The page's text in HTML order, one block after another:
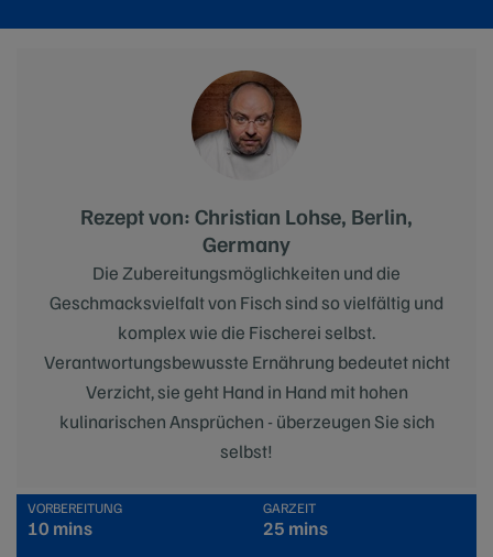
Rezept von: Christian Lohse, Berlin,
Germany
Die Zubereitungsmöglichkeiten und die
Geschmacksvielfalt von Fisch sind so vielfältig und
komplex wie die Fischerei selbst.
Verantwortungsbewusste Ernährung bedeutet nicht
Verzicht, sie geht Hand in Hand mit hohen
kulinarischen Ansprüchen - überzeugen Sie sich
selbst!
VORBEREITUNG
10 mins
GARZEIT
25 mins